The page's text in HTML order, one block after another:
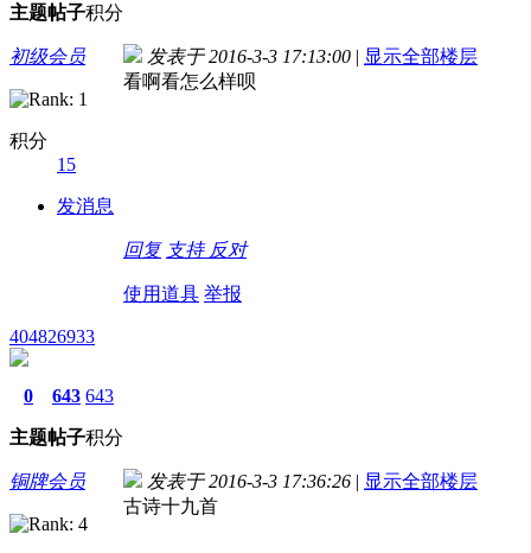
主题帖子积分
初级会员
积分
15
发消息
发表于 2016-3-3 17:13:00 | 显示全部楼层
看啊看怎么样呗
回复 支持 反对
使用道具 举报
404826933
0
主题
643
帖子
643
积分
铜牌会员 发表于 2016-3-3 17:36:26 | 显示全部楼层
古诗十九首